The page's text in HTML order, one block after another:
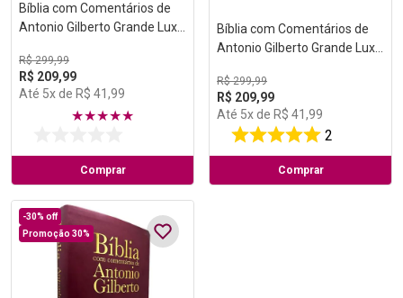
Bíblia com Comentários de
Antonio Gilberto Grande Luxo
R$ 299,99
R$ 209,99
Até 5x de R$ 41 ,99
★★★★★
Comprar
Bíblia com Comentários de
Antonio Gilberto Grande Luxo
R$ 299,99
R$ 209,99
Até 5x de R$ 41 ,99
2
Comprar
-30% off
Promoção 30%